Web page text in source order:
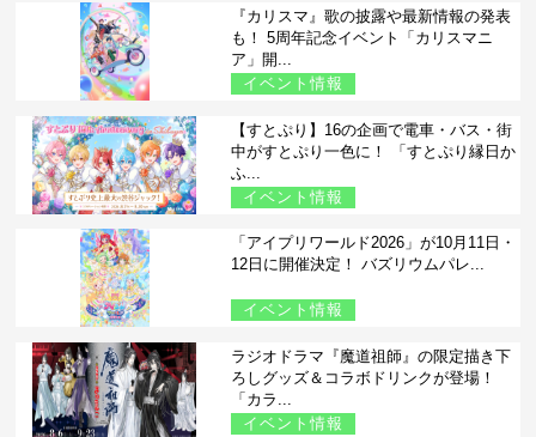
『カリスマ』歌の披露や最新情報の発表
も！ 5周年記念イベント「カリスマニ
ア」開...
イベント情報
【すとぷり】16の企画で電車・バス・街
中がすとぷり一色に！ 「すとぷり縁日か
ふ...
イベント情報
「アイプリワールド2026」が10月11日・
12日に開催決定！ バズリウムパレ...
イベント情報
ラジオドラマ『魔道祖師』の限定描き下
ろしグッズ＆コラボドリンクが登場！
「カラ...
イベント情報